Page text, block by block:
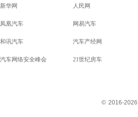
新华网 人民网
凤凰汽车 网易汽车
和讯汽车 汽车产经网
汽车网络安全峰会 21世纪房车
© 2016-